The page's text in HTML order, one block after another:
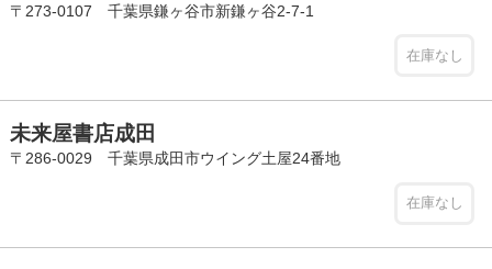
〒273-0107 千葉県鎌ヶ谷市新鎌ヶ谷2-7-1
在庫なし
未来屋書店成田
〒286-0029 千葉県成田市ウイング土屋24番地
在庫なし